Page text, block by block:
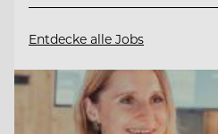
Entdecke alle Jobs